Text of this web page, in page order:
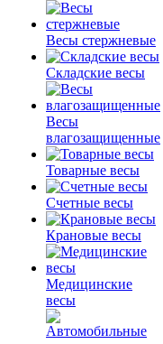
Весы стержневые
Складские весы
Весы
влагозащищенные
Товарные весы
Счетные весы
Крановые весы
Медицинские
весы